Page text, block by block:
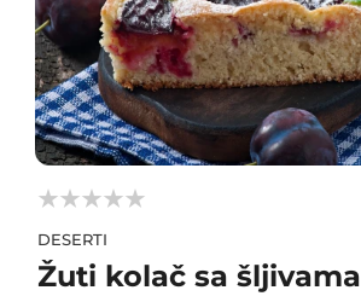



DESERTI
Žuti kolač sa šljivama